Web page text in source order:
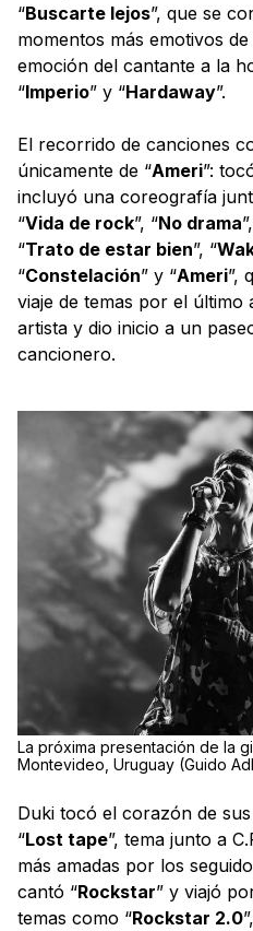
“Buscarte lejos”, que se
momentos más emotivos
emoción del cantante a la
“Imperio” y “Hardaway”.
El recorrido de canciones
únicamente de “Ameri”:
incluyó una coreografía
“Vida de rock”, “No drama
“Trato de estar bien”, “
“Constelación” y “Ameri”,
viaje de temas por el último
artista y dio inicio a un
cancionero.
La próxima presentación de la
Montevideo, Uruguay (Guido
Duki tocó el corazón de
“Lost tape”, tema junto a
más amadas por los
cantó “Rockstar” y viajó
temas como “Rockstar 2.0